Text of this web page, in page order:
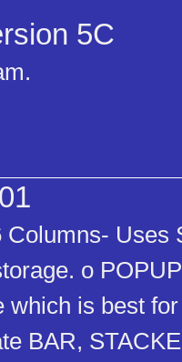
5C
Columns- Uses
o
which is best
BAR,